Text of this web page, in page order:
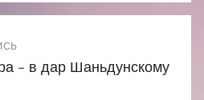
– в дар Шаньдунскому